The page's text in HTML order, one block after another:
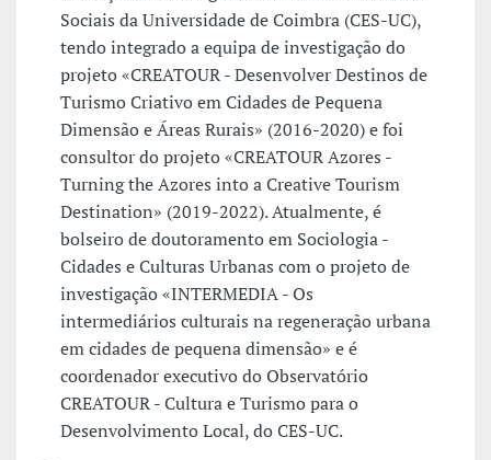
Sociais da Universidade de Coimbra (CES-UC),
tendo integrado a equipa de investigação do
projeto «CREATOUR - Desenvolver Destinos de
Turismo Criativo em Cidades de Pequena
Dimensão e Áreas Rurais» (2016-2020) e foi
consultor do projeto «CREATOUR Azores -
Turning the Azores into a Creative Tourism
Destination» (2019-2022). Atualmente, é
bolseiro de doutoramento em Sociologia -
Cidades e Culturas Urbanas com o projeto de
investigação «INTERMEDIA - Os
intermediários culturais na regeneração urbana
em cidades de pequena dimensão» e é
coordenador executivo do Observatório
CREATOUR - Cultura e Turismo para o
Desenvolvimento Local, do CES-UC.